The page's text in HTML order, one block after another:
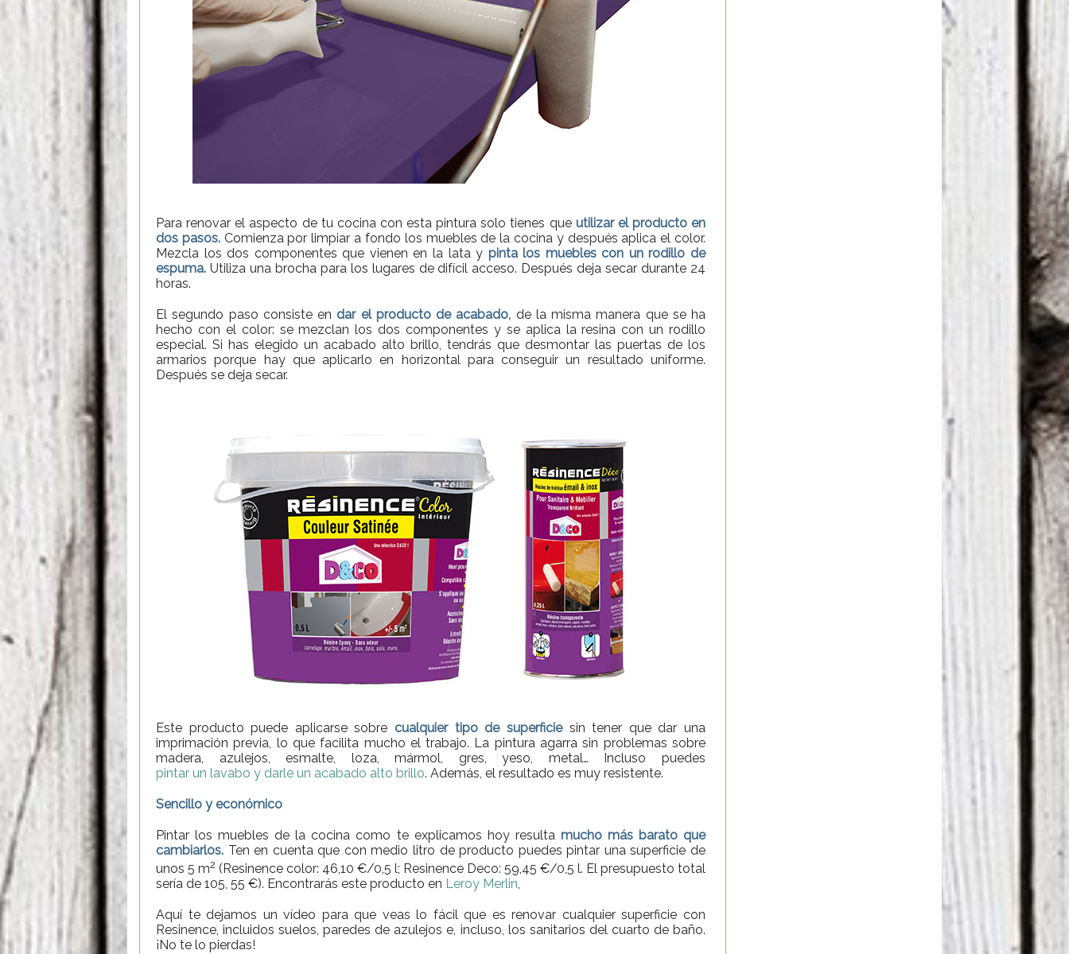
Para renovar el aspecto de tu cocina con esta pintura solo tienes que utilizar el producto en
dos pasos.Comienza por limpiar a fondo los muebles de la cocina y después aplica el color.
Mezcla los dos componentes que vienen en la lata y pinta los muebles con un rodillo de
espuma. Utiliza una brocha para los lugares de difícil acceso. Después deja secar durante 24
horas.
El segundo paso consiste en dar el producto de acabado, de la misma manera que se ha
hecho con el color: se mezclan los dos componentes y se aplica la resina con un rodillo
especial. Si has elegido un acabado alto brillo, tendrás que desmontar las puertas de los
armarios porque hay que aplicarlo en horizontal para conseguir un resultado uniforme.
Después se deja secar.
Este producto puede aplicarse sobre cualquier tipo de superficiesin tener que dar una
imprimación previa, lo que facilita mucho el trabajo. La pintura agarra sin problemas sobre
madera, azulejos, esmalte, loza, mármol, gres, yeso, metal… Incluso puedes
pintar un lavabo y darle un acabado alto brillo. Además, el resultado es muy resistente.
Sencillo y económico
Pintar los muebles de la cocina como te explicamos hoy resulta mucho más barato que
cambiarlos. Ten en cuenta que con medio litro de producto puedes pintar una superficie de
unos 5 m2 (Resinence color: 46,10 €/0,5 l; Resinence Deco: 59,45 €/0,5 l. El presupuesto total
sería de 105, 55 €). Encontrarás este producto en Leroy Merlin,
Aquí te dejamos un vídeo para que veas lo fácil que es renovar cualquier superficie con
Resinence, incluidos suelos, paredes de azulejos e, incluso, los sanitarios del cuarto de baño.
¡No te lo pierdas!